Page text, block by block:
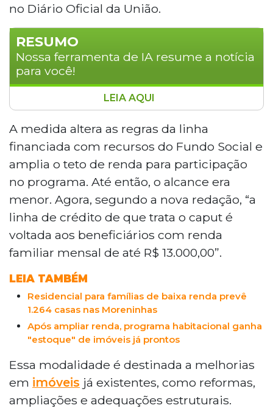
no Diário Oficial da União.
RESUMO
Nossa ferramenta de IA resume a notícia
para você!
O Ministério das Cidades ampliou o acesso à
linha de crédito para melhoria habitacional do
Minha Casa, Minha Vida, elevando o teto de
publicada no Diário Oficial da União nesta
segunda-feira (11) e permite financiamentos
para reformas, ampliações e adequações em
imóveis já existentes, com apoio do Fundo
Garantidor da Habitação Popular.
LEIA AQUI
A medida altera as regras da linha
financiada com recursos do Fundo Social e
amplia o teto de renda para participação
no programa. Até então, o alcance era
menor. Agora, segundo a nova redação, “a
linha de crédito de que trata o caput é
voltada aos beneficiários com renda
familiar mensal de até R$ 13.000,00”.
LEIA TAMBÉM
Residencial para famílias de baixa renda prevê
1.264 casas nas Moreninhas
Após ampliar renda, programa habitacional ganha
"estoque" de imóveis já prontos
Essa modalidade é destinada a melhorias
em imóveis já existentes, como reformas,
ampliações e adequações estruturais.